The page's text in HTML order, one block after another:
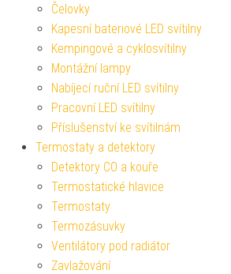
Čelovky
Kapesní bateriové LED svítilny
Kempingové a cyklosvítilny
Montážní lampy
Nabíjecí ruční LED svítilny
Pracovní LED svítilny
Příslušenství ke svítilnám
Termostaty a detektory
Detektory CO a kouře
Termostatické hlavice
Termostaty
Termozásuvky
Ventilátory pod radiátor
Zavlažování